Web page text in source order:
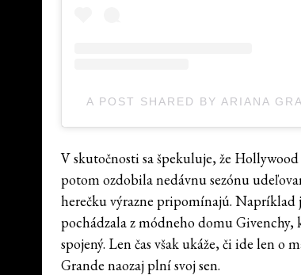
A POST SHARED BY ARIANA
V skutočnosti sa špekuluje, že
potom ozdobila nedávnu sezónu
herečku výrazne pripomínajú. Napríklad
pochádzala z módneho domu Givenchy,
spojený. Len čas však ukáže, či ide len o
Grande naozaj plní svoj sen.